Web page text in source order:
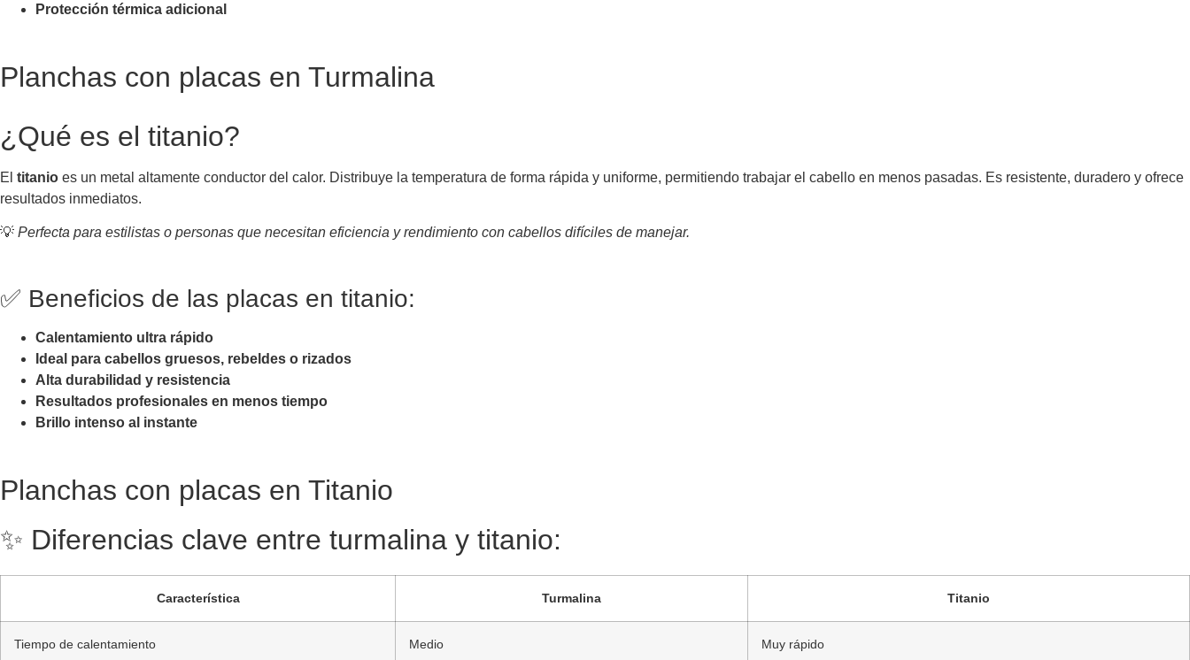
Protección térmica adicional
Planchas con placas en Turmalina
¿Qué es el titanio?
El titanio es un metal altamente conductor del calor. Distribuye la temperatura de forma rápida y uniforme, permitiendo trabajar el cabello en menos pasadas. Es resistente, duradero y ofrece
resultados inmediatos.
💡 Perfecta para estilistas o personas que necesitan eficiencia y rendimiento con cabellos difíciles de manejar.
✅ Beneficios de las placas en titanio:
Calentamiento ultra rápido
Ideal para cabellos gruesos, rebeldes o rizados
Alta durabilidad y resistencia
Resultados profesionales en menos tiempo
Brillo intenso al instante
Planchas con placas en Titanio
✨ Diferencias clave entre turmalina y titanio:
Característica Turmalina Titanio
Tiempo de calentamiento Medio Muy rápido